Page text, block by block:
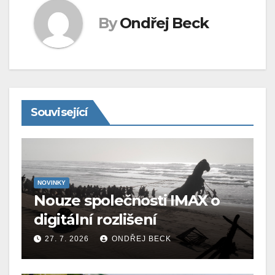
By Ondřej Beck
Související
NOVINKY
Nouze společnosti IMAX o
digitální rozlišení
27. 7. 2026 ONDŘEJ BECK